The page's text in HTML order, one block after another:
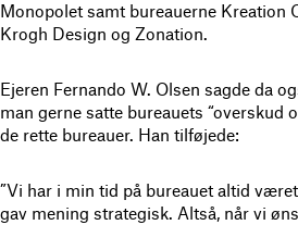
Monopolet samt bureauerne Kreation
Krogh Design og Zonation.
Ejeren Fernando W. Olsen sagde da
man gerne satte bureauets “overskud
de rette bureauer. Han tilføjede:
”Vi har i min tid på bureauet altid
gav mening strategisk. Altså, når vi